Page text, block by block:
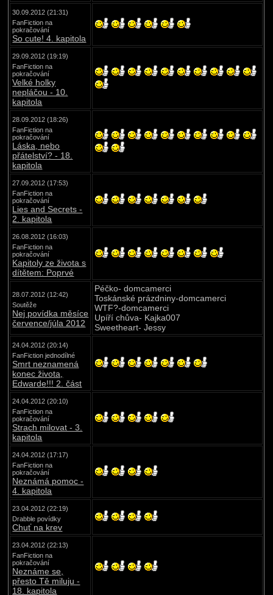
30.09.2012 (21:31)
FanFiction na
pokračování
So cute! 4. kapitola
29.09.2012 (19:19)
FanFiction na
pokračování
Velké holky
nepláčou - 10.
kapitola
28.09.2012 (18:26)
FanFiction na
pokračování
Láska, nebo
přátelství? - 18.
kapitola
27.09.2012 (17:53)
FanFiction na
pokračování
Lies and Secrets -
2. kapitola
26.08.2012 (16:03)
FanFiction na
pokračování
Kapitoly ze života s
dítětem: Poprvé
28.07.2012 (12:42)
Soutěže
Nej povídka měsíce
července/júla 2012
Péčko- domcamerci
Toskánské prázdniny-domcamerci
WTF?-domcamerci
Upíří chůva- Kajka007
Sweetheart- Jessy
24.04.2012 (20:14)
FanFiction jednodílné
Smrt neznamená
konec života,
Edwarde!!! 2. část
24.04.2012 (20:10)
FanFiction na
pokračování
Strach milovat - 3.
kapitola
24.04.2012 (17:17)
FanFiction na
pokračování
Neznámá pomoc -
4. kapitola
23.04.2012 (22:19)
Drabble povídky
Chuť na krev
23.04.2012 (22:13)
FanFiction na
pokračování
Neznáme se,
přesto Tě miluju -
18. kapitola